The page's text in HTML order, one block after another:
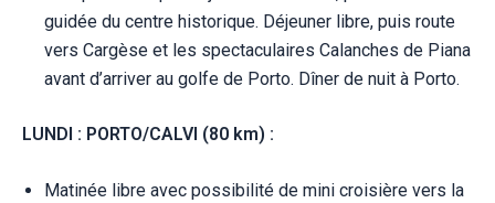
guidée du centre historique. Déjeuner libre, puis route
vers Cargèse et les spectaculaires Calanches de Piana
avant d’arriver au golfe de Porto. Dîner de nuit à Porto.
LUNDI : PORTO/CALVI (80 km) :
Matinée libre avec possibilité de mini croisière vers la